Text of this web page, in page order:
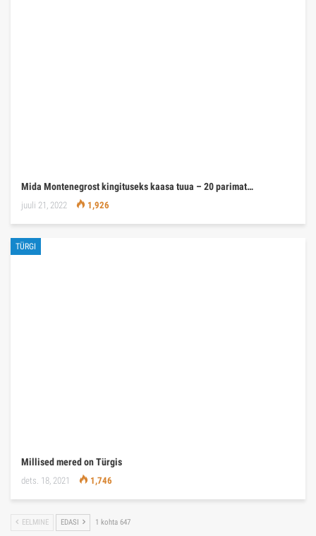
Mida Montenegrost kingituseks kaasa tuua – 20 parimat…
juuli 21, 2022 1,926
TÜRGI
Millised mered on Türgis
dets. 18, 2021 1,746
EELMINE EDASI 1 kohta 647